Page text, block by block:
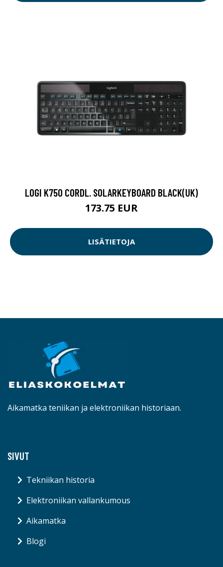
LOGI K750 CORDL. SOLARKEYBOARD BLACK(UK)
173.75 EUR
LISÄTIETOJA
Aikamatka teniikan ja elektroniikan historiaan.
SIVUT
Tekniikan historia
Elektroniikan vallankumous
Aikamatka
Blogi